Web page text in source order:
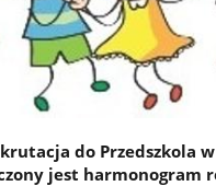
do Przedszkola
jest harmonogram